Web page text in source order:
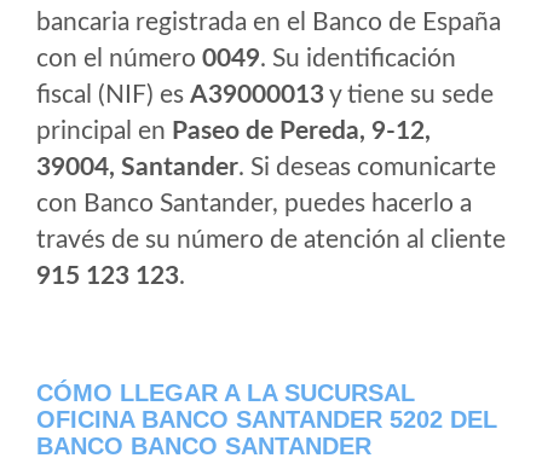
bancaria registrada en el Banco de España
con el número 0049. Su identificación
fiscal (NIF) es A39000013y tiene su sede
principal en Paseo de Pereda, 9-12,
39004, Santander. Si deseas comunicarte
con Banco Santander, puedes hacerlo a
través de su número de atención al cliente
915 123 123.
CÓMO LLEGAR A LA SUCURSAL
OFICINA BANCO SANTANDER 5202 DEL
BANCO BANCO SANTANDER